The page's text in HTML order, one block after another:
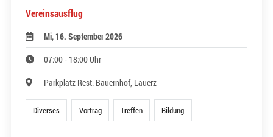
Vereinsausflug
Mi, 16. September 2026
07:00 - 18:00 Uhr
Parkplatz Rest. Bauernhof, Lauerz
Diverses Vortrag Treffen Bildung